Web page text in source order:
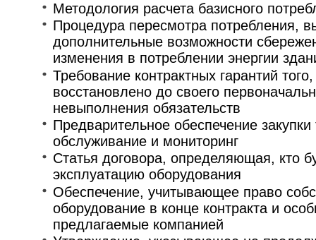
Методология расчета базисного
Процедура пересмотра потребления,
дополнительные возможности
изменения в потреблении энергии
Требование контрактных гарантий
восстановлено до своего
невыполнения обязательств
Предварительное обеспечение закупки
обслуживание и мониторинг
Статья договора, определяющая, кто
эксплуатацию оборудования
Обеспечение, учитывающее право
оборудование в конце контракта и
предлагаемые компанией